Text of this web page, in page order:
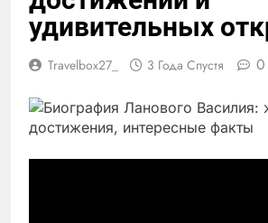
удивительных
Travelbox27_ 3 Года Спустя 0